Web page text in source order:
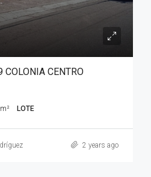
COLONIA CENTRO
m² LOTE
2 years ago